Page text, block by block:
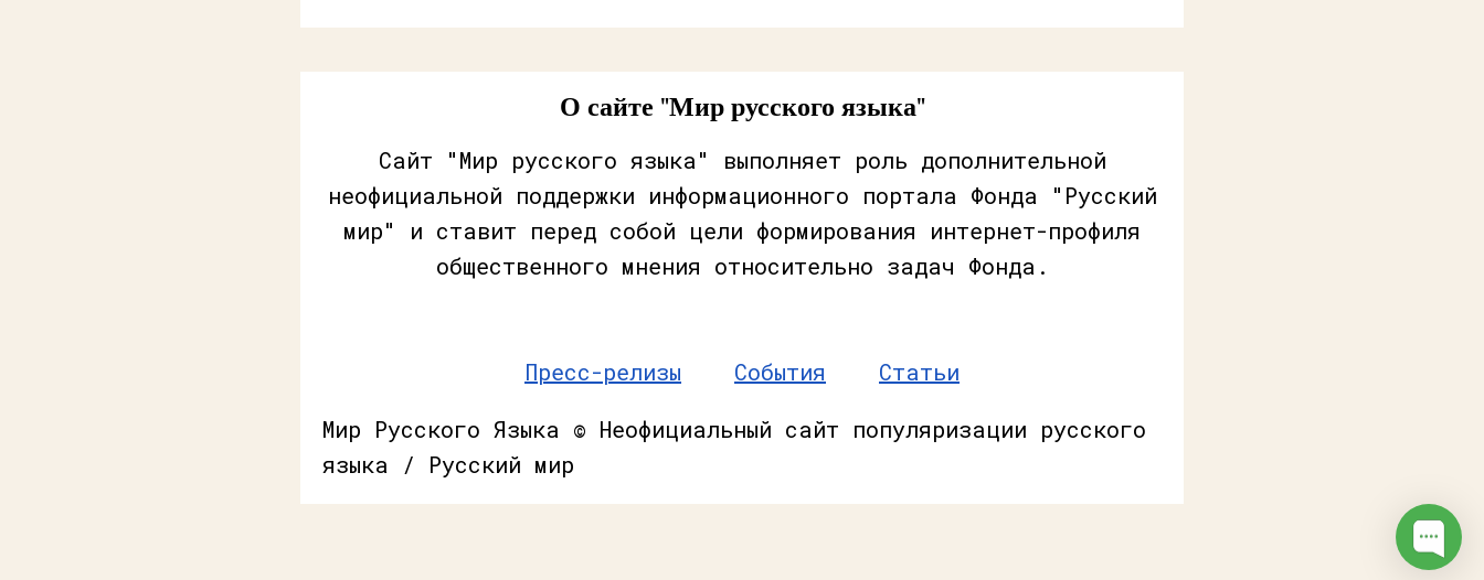
О сайте "Мир русского языка"
Сайт "Мир русского языка" выполняет роль дополнительной
неофициальной поддержки информационного портала Фонда "Русский
мир" и ставит перед собой цели формирования интернет-профиля
общественного мнения относительно задач Фонда.
Пресс-релизы События
Статьи
Мир Русского Языка © Неофициальный сайт популяризации русского
языка / Русский мир